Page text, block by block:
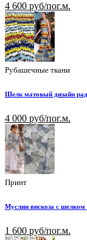
4 600 руб/пог.м.
Рубашечные ткани
Шелк матовый дизайн
4 000 руб/пог.м.
Принт
Муслин вискоза с шелком
1 600 руб/пог.м.